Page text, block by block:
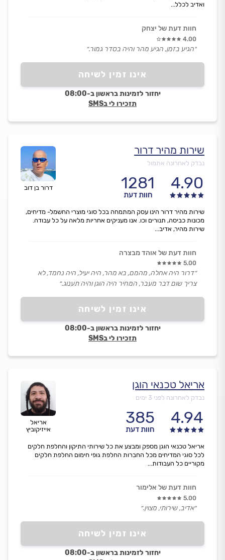
אינו זמין לשיחה
יחזור לזמינות בראשון ב-08:00
תזכירו לי בSMS
ואדיב לכלל...
חוות דעת של יצחק
4.00
״הגיע בזמן, הגיע מהר והיה בסדר גמור.״
דרור בן דוב
שירות מהיר דרור
נבדק לאחרונה אתמול
4.90
1281
חוות דעת
אינו זמין לשיחה
יחזור לזמינות בראשון ב-08:00
תזכירו לי בSMS
שירות מהיר דרור הינו עסק המתמחה בכל סוגי מוצרי החשמל- מדיחים,
מכונות כביסה, תנורים וכו. אנו מעניקים אחריות מלאה על כל עבודה.
שירות מהיר, אדיב...
חוות דעת של אוהד מבצרה
5.00
״דרור היה אחלה, מהמם, בא מהר, היה יעיל, היה נחמד, לא
צריך שום דבר מעבר, המחיר היה הוגן והיה תענוג.״
אריאל
אייזיקוביץ
אריאל טכנאי הוגן
נבדק לאחרונה לפני 3 ימים
4.94
385
חוות דעת
אינו זמין לשיחה
יחזור לזמינות בראשון ב-08:00
אריאל טכנאי הוגן מספק ומבצע את כל שירותי התיקון והחלפת חלקים
לכל סוגי המדיחים מכל החברות החלפת גופי חימום החלפת חלקים
מקוריים כל העבודות...
חוות דעת של אלימור
5.00
״אדיב, שירותי, מצוין.״